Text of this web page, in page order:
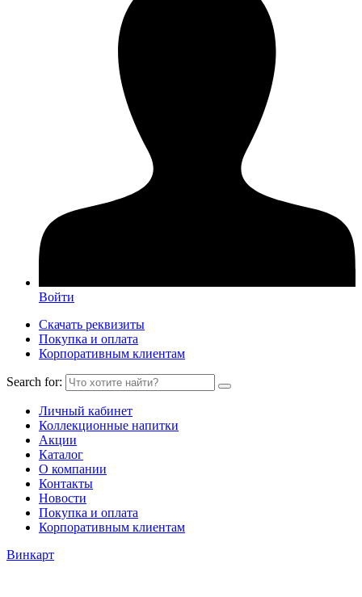
Войти
Скачать реквизиты
Покупка и оплата
Корпоративным клиентам
Search for:
Личный кабинет
Коллекционные напитки
Акции
Каталог
О компании
Контакты
Новости
Покупка и оплата
Корпоративным клиентам
Винкарт